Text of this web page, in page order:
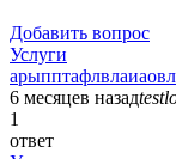
Добавить вопрос
Услуги
6 месяцев назад
1
ответ